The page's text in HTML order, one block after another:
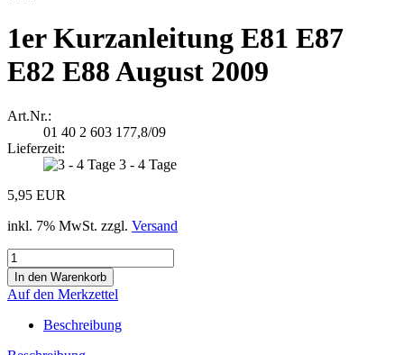
1er Kurzanleitung E81 E87
E82 E88 August 2009
Art.Nr.:
01 40 2 603 177,8/09
Lieferzeit:
3 - 4 Tage
5,95 EUR
inkl. 7% MwSt. zzgl. Versand
Auf den Merkzettel
Beschreibung